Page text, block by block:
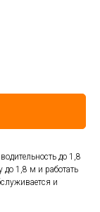
до 1,8
до 1,8 м и работать
и